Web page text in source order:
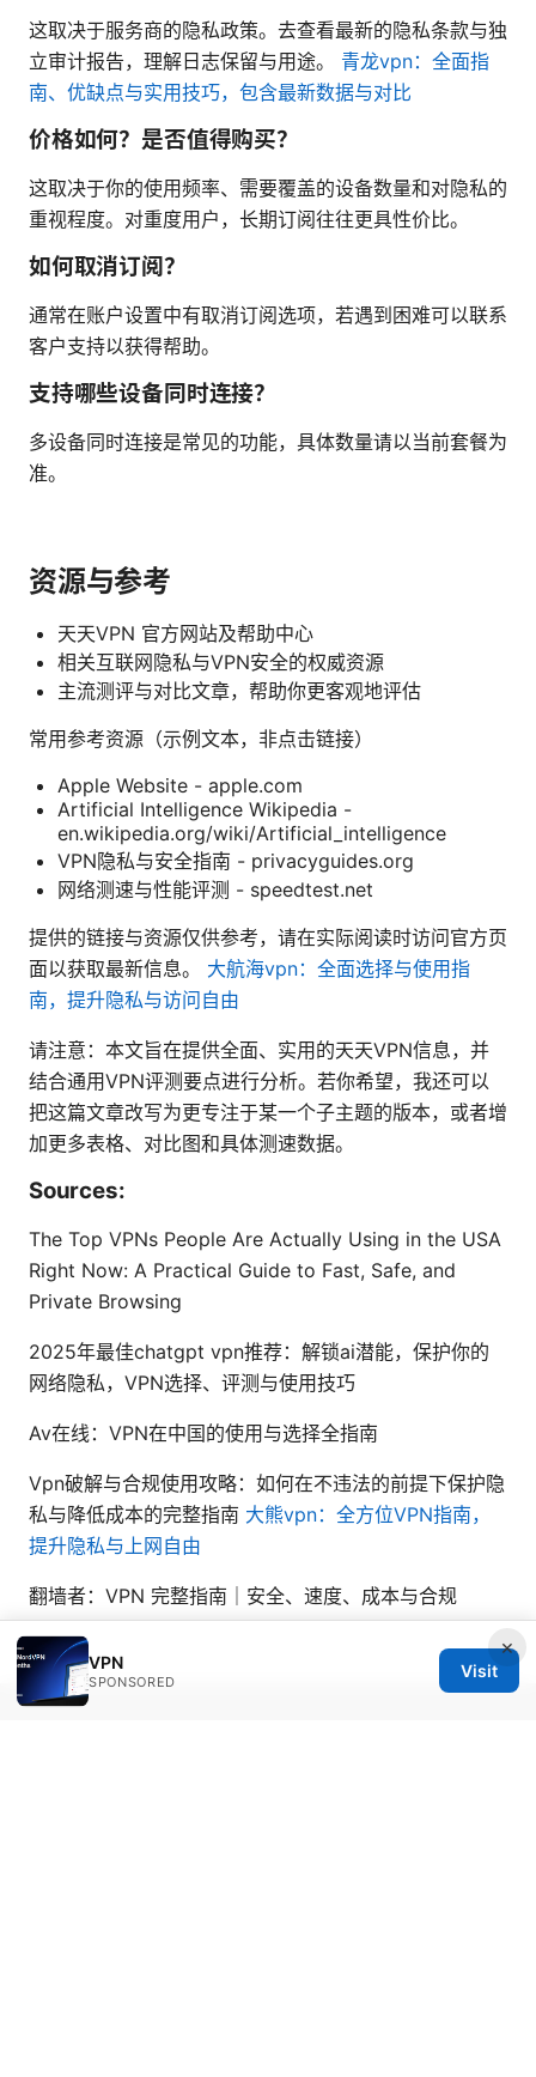
这取决于服务商的隐私政策。去查看最新的隐私条款与独
立审计报告，理解日志保留与用途。 青龙vpn：全面指
南、优缺点与实用技巧，包含最新数据与对比
价格如何？是否值得购买？
这取决于你的使用频率、需要覆盖的设备数量和对隐私的
重视程度。对重度用户，长期订阅往往更具性价比。
如何取消订阅？
通常在账户设置中有取消订阅选项，若遇到困难可以联系
客户支持以获得帮助。
支持哪些设备同时连接？
多设备同时连接是常见的功能，具体数量请以当前套餐为
准。
资源与参考
天天VPN 官方网站及帮助中心
相关互联网隐私与VPN安全的权威资源
主流测评与对比文章，帮助你更客观地评估
常用参考资源（示例文本，非点击链接）
Apple Website - apple.com
Artificial Intelligence Wikipedia -
en.wikipedia.org/wiki/Artificial_intelligence
VPN隐私与安全指南 - privacyguides.org
网络测速与性能评测 - speedtest.net
提供的链接与资源仅供参考，请在实际阅读时访问官方页
面以获取最新信息。 大航海vpn：全面选择与使用指
南，提升隐私与访问自由
请注意：本文旨在提供全面、实用的天天VPN信息，并
结合通用VPN评测要点进行分析。若你希望，我还可以
把这篇文章改写为更专注于某一个子主题的版本，或者增
加更多表格、对比图和具体测速数据。
Sources:
The Top VPNs People Are Actually Using in the USA
Right Now: A Practical Guide to Fast, Safe, and
Private Browsing
2025年最佳chatgpt vpn推荐：解锁ai潜能，保护你的
网络隐私，VPN选择、评测与使用技巧
Av在线：VPN在中国的使用与选择全指南
Vpn破解与合规使用攻略：如何在不违法的前提下保护隐
私与降低成本的完整指南 大熊vpn：全方位VPN指南，
提升隐私与上网自由
翻墙者：VPN 完整指南｜安全、速度、成本与合规
×
VPN
SPONSORED
Visit